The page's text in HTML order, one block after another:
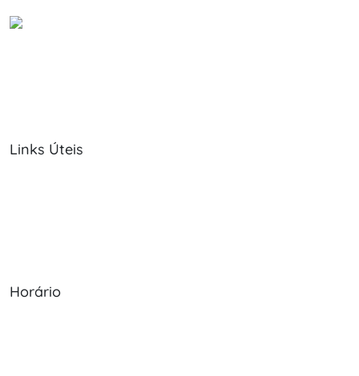
Links Úteis
Horário